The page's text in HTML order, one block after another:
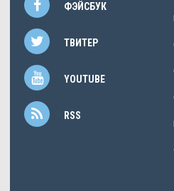
ФЭЙСБУК
ТВИТЕР
YOUTUBE
RSS